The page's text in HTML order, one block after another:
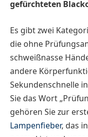
gefürchteten
Es gibt zwei
die ohne
schweißnasse
andere
Sekundenschnelle
Sie das Wort
gehören Sie zur
Lampenfieber, das